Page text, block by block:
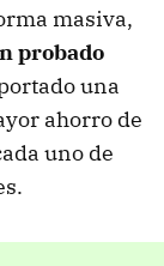
masiva,
probado
una
ahorro de
uno de